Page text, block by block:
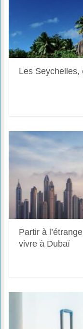
Les Seychelles,
Partir à
vivre à Dubaï